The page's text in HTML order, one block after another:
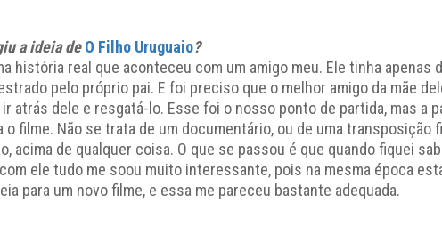
a ideia deO Filho Uruguaio?
história real que aconteceu com um amigo meu. Ele tinha apenas
pelo próprio pai. E foi preciso que o melhor amigo da mãe
atrás dele e resgatá-lo. Esse foi o nosso ponto de partida, mas a
filme. Não se trata de um documentário, ou de uma transposição
acima de qualquer coisa. O que se passou é que quando fiquei
ele tudo me soou muito interessante, pois na mesma época
para um novo filme, e essa me pareceu bastante adequada.